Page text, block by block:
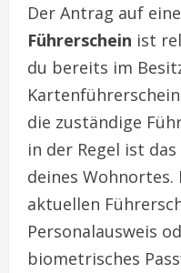
Der Antrag auf
Führerschein ist
du bereits im
die zuständige
in der Regel ist
deines
aktuellen
Personalausweis
biometrisches